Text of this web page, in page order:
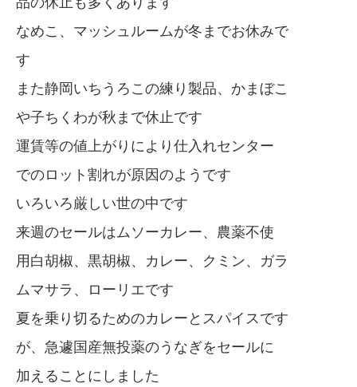
なめこ、マッシュルームが冬までお休みで
す
また静岡いちうろこの練り製品、かまぼこ
や子ちくわが秋まで休止です
運賃等の値上がりにより仕入れセンター
でのロット割れが原因のようです
いろいろ厳しい世の中です
来週のセールはムソーカレー、農薬不使
用白胡椒、黒胡椒、カレー、クミン、ガラ
ムマサラ、ローリエです
夏を乗り切るためのカレーとスパイスです
が、急遽国産無投薬のうなぎをセールに
加えることにしました